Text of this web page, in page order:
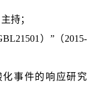
持；
）”（2015-
事件的响应研究